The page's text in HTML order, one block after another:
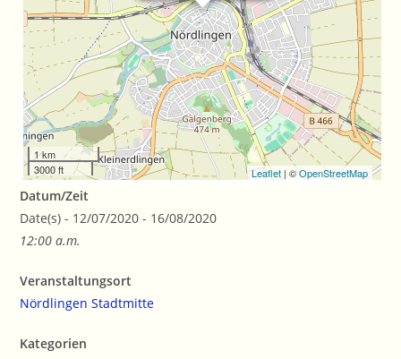
1 km
3000 ft
Leaflet| ©OpenStreetMap
Datum/Zeit
Date(s) - 12/07/2020 - 16/08/2020
12:00 a.m.
Veranstaltungsort
Nördlingen Stadtmitte
Kategorien